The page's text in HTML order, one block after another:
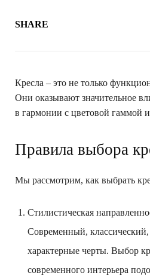
SHARE
Кресла – это не только
Они оказывают значительное
в гармонии с цветовой гаммой
Правила выбора
Мы рассмотрим, как выбрать
Стилистическая
Современный,
характерные черты. Выбор
современного интерьера